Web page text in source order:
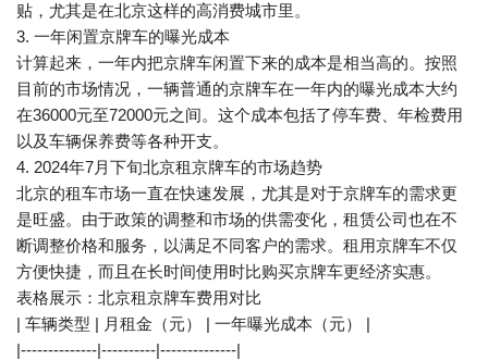
贴，尤其是在北京这样的高消费城市里。
3. 一年闲置京牌车的曝光成本
计算起来，一年内把京牌车闲置下来的成本是相当高的。按照
目前的市场情况，一辆普通的京牌车在一年内的曝光成本大约
在36000元至72000元之间。这个成本包括了停车费、年检费用
以及车辆保养费等各种开支。
4. 2024年7月下旬北京租京牌车的市场趋势
北京的租车市场一直在快速发展，尤其是对于京牌车的需求更
是旺盛。由于政策的调整和市场的供需变化，租赁公司也在不
断调整价格和服务，以满足不同客户的需求。租用京牌车不仅
方便快捷，而且在长时间使用时比购买京牌车更经济实惠。
表格展示：北京租京牌车费用对比
| 车辆类型 | 月租金（元） | 一年曝光成本（元） |
|--------------|----------|--------------|